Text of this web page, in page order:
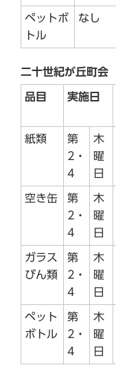
ペットボ
トル
なし
二十世紀が丘町会
品目 実施日
紙類
第
2・
4
木
曜
日
空き缶
第
2・
4
木
曜
日
ガラス
びん類
第
2・
4
木
曜
日
ペット
ボトル
第
2・
4
木
曜
日